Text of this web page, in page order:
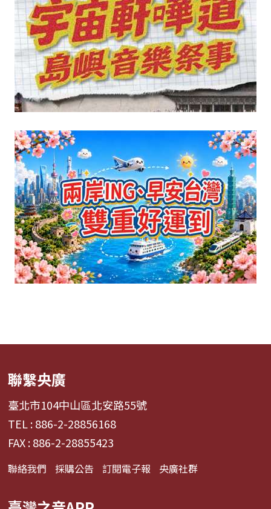
聯繫央廣
臺北市104中山區北安路55號
TEL : 886-2-28856168
FAX : 886-2-28855423
聯絡我們 採購公告 訂閱電子報 央廣社群